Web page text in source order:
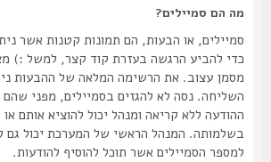
מה הם סמיילים?
סמיילים, או הבעות, הם תמונות קטנות אשר ניתן
כדי להביע הרגשה בעזרת קוד קצר, למשל :)
מסמן עצוב. את הרשימה המלאה של ההבעות ניתן
השליחה. נסה לא להגזים בסמיילים, מפני שהם
ההודעה ללא קריאה ומנהל יכול להוציא אותם או
בשלמותה. המנהל הראשי של המערכת יכול גם
למספר הסמיילים אשר תוכל להוסיף להודעות.